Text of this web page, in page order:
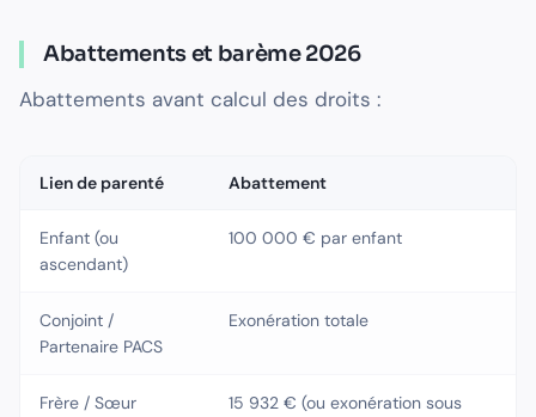
Abattements et barème 2026
Abattements avant calcul des droits :
Lien de parenté Abattement
Enfant (ou
ascendant)
100 000 € par enfant
Conjoint /
Partenaire PACS
Exonération totale
Frère / Sœur
15 932 € (ou exonération sous